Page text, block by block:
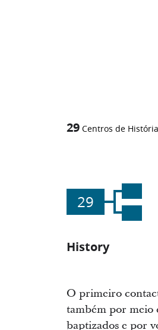
29 Centros de
29
History
O primeiro
também por meio
baptizados e por